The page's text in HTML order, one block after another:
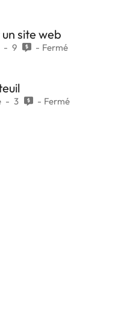
site web
9 Fermé
3 Fermé